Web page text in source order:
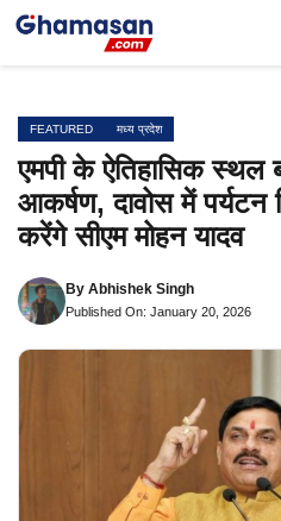
Skip
FEATURED मध्य प्रदेश
एमपी के ऐतिहासिक स्थल
आकर्षण, दावोस में
करेंगे सीएम मोहन यादव
By Abhishek Singh
Published On: January 20, 2026